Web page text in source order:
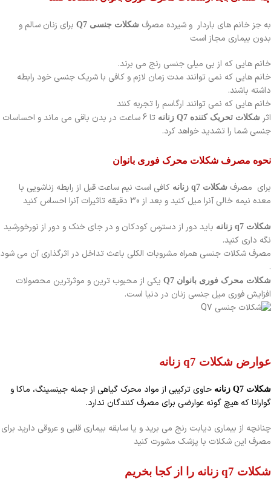
به جز خانم های باردار و شیرده مصرف شکلات جنسی Q7
برای زنان سالم و
بدون بیماری مجاز است
خانم هایی که از بی میلی جنسی رنج می برند.
خانم هایی که نمی توانند مدت زمان لازم و کافی با شریک جنسی خود رابطه
داشته باشند.
خانم هایی که نمی توانند ارگاسم را تجربه کنند
اثر شکلات تحریک کننده Q7 زنانه
تا 6 ساعت در بدن باقی می ماند و احساسات
جنسی شما را تشدید خواهد کرد.
نحوه مصرف شکلات محرک فوری بانوان
برای مصرف شکلات q7 زنانه
کافی است نیم ساعت قبل از رابطه زناشویی با
معده نیمه خالی آنرا میل کنید و بعد از 30 دقیقه تاثیرات آنرا احساس کنید
شکلات q7 زنانه
باید دور از دسترس کودکان و در جای خنک و دور از نورخورشید
نگه داری کنید.
مصرف شکلات جنسی همراه مشروبات الکلی باعث تداخل در اثرگذاری آن می شود
.
شکلات محرک فوری بانوان Q7
یکی از محبوب ترین و موثرترین محصولات
افزایش فوری میل جنسی زنان در دنیا است.
عوارض شکلات q7 زنانه
شکلات Q7 زنانه
حاوی ترکیبی از مواد محرک گیاهی از جمله جینسینگ، ماکا و
گوارانا که هیچ گونه عوارضی برای مصرف کنندگان ندارد.
چنانچه از بیماری دیابت رنج می برید و یا سابقه بیماری قلبی و عروقی دارید برای
مصرف این شکلات با پزشک مشورت کنید
شکلات q7 زنانه را از کجا بخریم